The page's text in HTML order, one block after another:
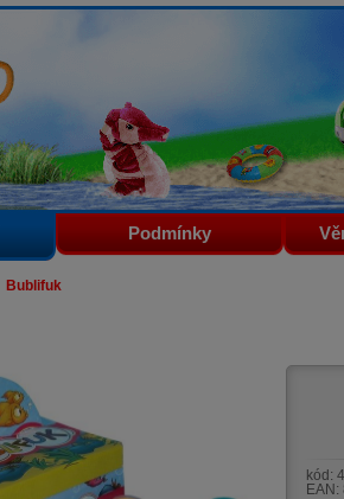
Podmínky
Bublifuk
kód:
EAN: